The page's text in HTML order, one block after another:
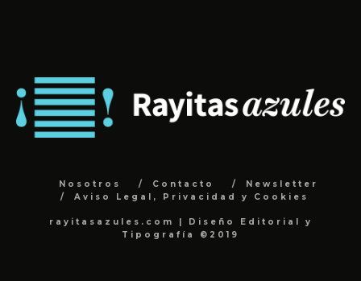
Nosotros Contacto
Newsletter
Aviso Legal, Privacidad y Cookies
rayitasazules.com | Diseño Editorial y
Tipografía ©2019